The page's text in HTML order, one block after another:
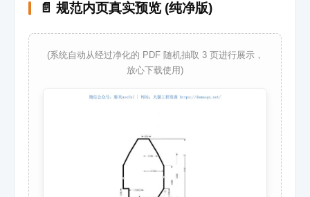
📄 规范内页真实预览 (纯净版)
(系统自动从经过净化的 PDF 随机抽取 3 页进行展示，
放心下载使用)